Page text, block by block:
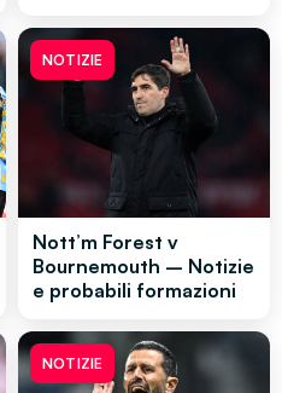
NOTIZIE
Nott’m Forest v
Bournemouth – Notizie
e probabili formazioni
NOTIZIE